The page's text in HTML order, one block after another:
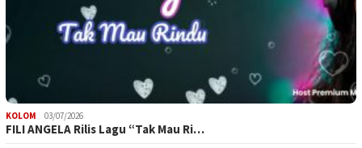
KOLOM 03/07/2026
FILI ANGELA Rilis Lagu “Tak Mau Ri…